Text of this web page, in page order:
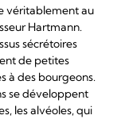
véritablement au
Hartmann.
sécrétoires
de petites
à des bourgeons.
se développent
les alvéoles, qui